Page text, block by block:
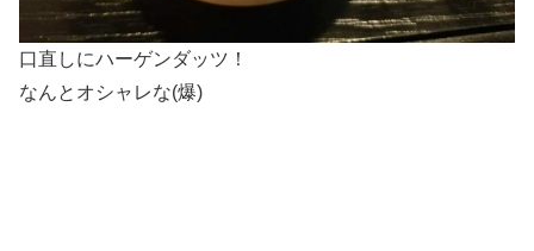
口直しにハーゲンダッツ！
なんとオシャレな(爆)